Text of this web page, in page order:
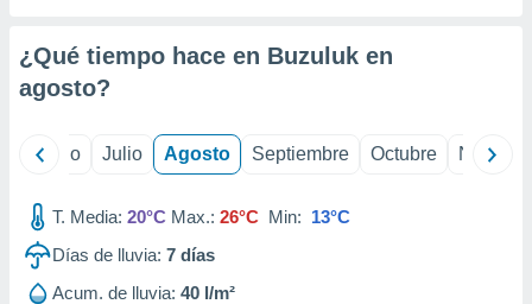
e
mediante
publicidad
publicidad
de
¿Qué tiempo hace en Buzuluk en
agosto?
Junio Julio Agosto Septiembre Octubre
T. Media: 20°C Max.: 26°C Min: 13°C
Días de lluvia: 7 días
Acum. de lluvia: 40 l/m²